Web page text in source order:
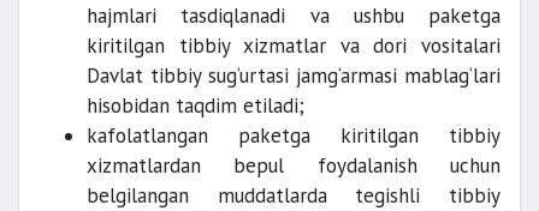
hajmlari tasdiqlanadi va ushbu paketga
kiritilgan tibbiy xizmatlar va dori vositalari
Davlat tibbiy sug‘urtasi jamg‘armasi mablag‘lari
hisobidan taqdim etiladi;
kafolatlangan paketga kiritilgan tibbiy
xizmatlardan bepul foydalanish uchun
belgilangan muddatlarda tegishli tibbiy